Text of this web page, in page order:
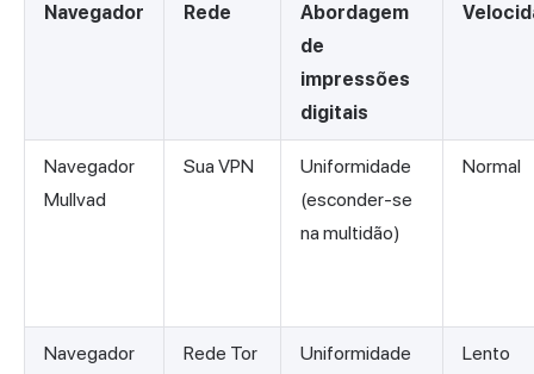
Navegador Rede
Abordagem
de
impressões
digitais
Navegador
Mullvad
Sua VPN
Uniformidade
(esconder-se
na multidão)
Normal
Navegador
Rede Tor Uniformidade Lento